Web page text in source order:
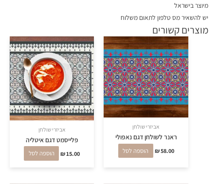
מיוצר בישראל
יש להשאיר מס טלפון לתאום משלוח
מוצרים קשורים
אביזרי שולחן
ראנר לשולחן דגם נאפולי
₪58.00 הוספה לסל
אביזרי שולחן
פלייסמט דגם איטליה
₪15.00 הוספה לסל